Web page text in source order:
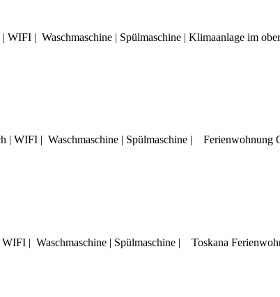
| Waschmaschine | Spülmaschine | Klimaanlage im
| WIFI | Waschmaschine | Spülmaschine | Ferienwohnung
| Waschmaschine | Spülmaschine | Toskana